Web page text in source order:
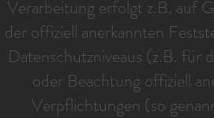
Verarbeitung erfolgt z.B. auf
der offiziell anerkannten
Datenschutzniveaus (z.B. für
oder Beachtung offiziell
Verpflichtungen (so